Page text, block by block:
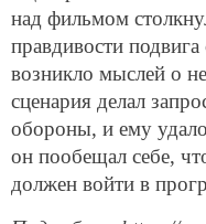
над фильмом
правдивости
возникло мыслей о
сценария делал
обороны, и ему
он пообещал себе,
должен войти в